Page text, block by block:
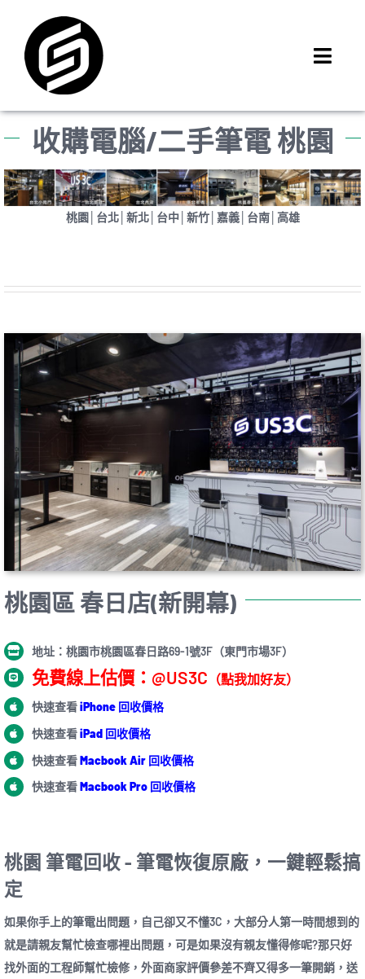
content
門市據點
iMCheck APP
iPhone 回收價
線上商城
MSI 舊換新
聯絡我們
收購電腦/二手筆電 桃園
桃園│台北│新北│台中│新竹│嘉義│台南│高雄
桃園區 春日店(新開幕)
地址：桃園市桃園區春日路69-1號3F（東門市場3F）
免費線上估價：@US3C （點我加好友）
快速查看iPhone 回收價格
快速查看iPad 回收價格
快速查看Macbook Air 回收價格
快速查看 Macbook Pro 回收價格
桃園 筆電回收 – 筆電恢復原廠，一鍵輕鬆搞
定
如果你手上的筆電出問題，自己卻又不懂3C，大部分人第一時間想到的
就是請親友幫忙檢查哪裡出問題，可是如果沒有親友懂得修呢?那只好
找外面的工程師幫忙檢修，外面商家評價參差不齊又得多一筆開銷，送